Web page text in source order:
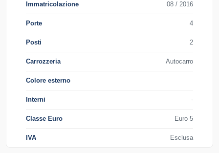
Immatricolazione 08 / 2016
Porte 4
Posti 2
Carrozzeria Autocarro
Colore esterno
Interni -
Classe Euro Euro 5
IVA Esclusa